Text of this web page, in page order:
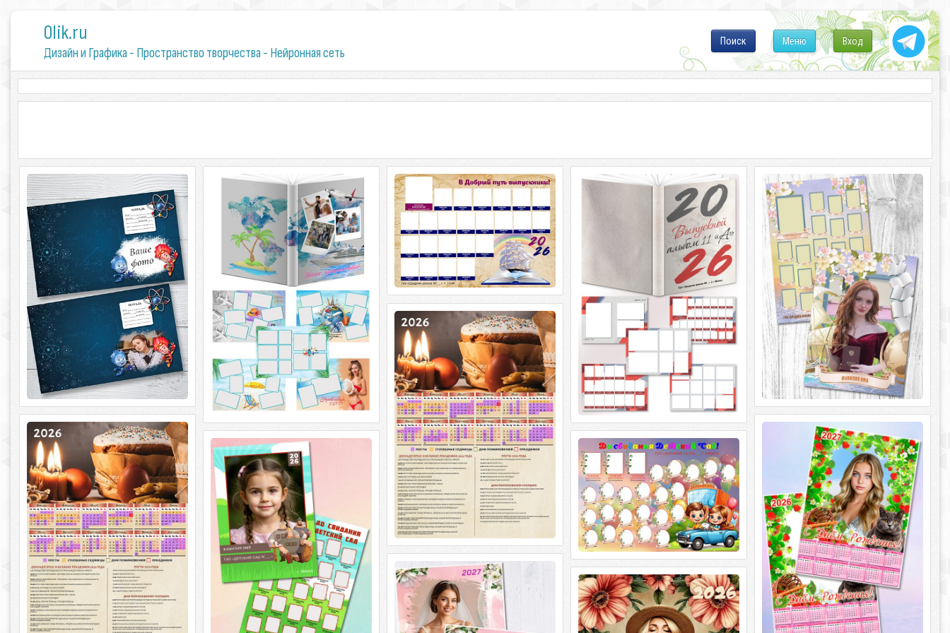
0lik.ru
Дизайн и Графика - Пространство творчества - Нейронная сеть
Вход
Меню
Поиск
Обложка на тетрадь - Физика и
фиксики
Обложка на тетрадь - Физика и
фиксики PSD | 4134 x 2539 | 300 dpi |
45,90 MB Автор: sergey1971
Фотокнига на 5 развотротов -
Наше летнее путешествие
Фотокнига на 5 развотротов - Наше
летнее путешествие 6 PSD | 5481 x
3898 | 4913 x 3496 | 300 dpi |
Школьная виньетка — В добрый
путь выпускники
Школьная виньетка - В добрый путь
выпускники PSD | 4961 x 3508 | 300 dpi |
73,28 MB Автор:
Фотокнига выпускника школы -
Школьные годы чудесные
Фотокнига выпускника школы -
Школьные годы чудесные 6 PSD | 5551
x 3933 | 4913 x 3496 | 300 dpi |
Портрет и виньетка для
выпускника школы - Вот и все
растоваться пора
Портрет и виньетка для выпускника
школы - Вот и все растоваться пора 2
PSD | 3508 x 4961| 300 dpi |
Настенный церковный календарь
на 2026 год - Пасха
Настенный церковный календарь на
2026 год - Пасха PSD + 2 PNG + 2 JPG |
3508 x 4961 | 2480 x 3508 |
Настенный церковный календарь
на 2026 год - Пасха
Настенный церковный календарь на
2026 год - Пасха PSD + 2 PNG + 2 JPG |
3508 x 4961 | 2480 x 3508 |
Календари на 2026 и 2027 год -
Календари на 2026 и 2027 год -
Земляника PSD + 4 PNG + 4 JPG | 3508 x
4961 | 2480 x 3508 | 300 dpi
Виньетка для детского сада
Виньетка для детского сада 2 PSD |
3508 x 4961| 300 dpi | 74,54 MB Автор:
sergey1971
Виньетка для детского сада -
Выпускники детского садика
Виньетка для детского сада -
Выпускники детского садика PSD |
4961 x 3508 | 300 dpi | 67,25 MB
Свадебный календарь на 2026
(2027) год - Свадебные розы
Свадебный календарь на 2026 (2027)
год - Свадебные розы PSD + 2 PNG + 2
JPG | 3508 x 4961 | 300 dpi
Настенный календарь на 2026 год -
Винтажные цветы
Настенный календарь на 2026 год -
Винтажные цветы PSD + 2 PNG + 2 JPG |